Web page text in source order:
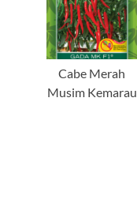
Cabe Merah
Musim Kemarau